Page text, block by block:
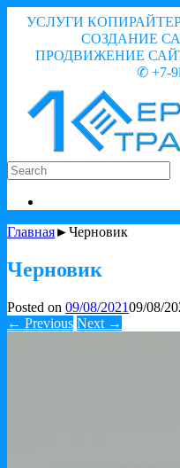
УСЛУГИ
СОЗДАНИЕ
ПРОДВИЖЕНИЕ
✆ +7-
Главная►Черновик
Черновик
Posted on 09/08/202109/08/
← Previous Next →